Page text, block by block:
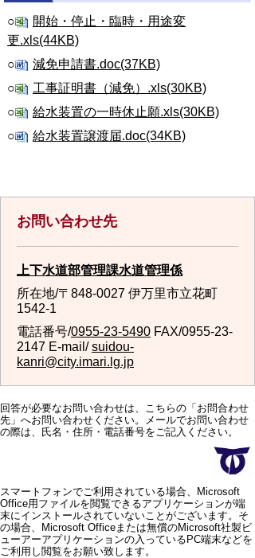
○
開始・停止・臨時・用途変
更.xls(44KB)
○
減免申請書.doc(37KB)
○
工事証明書（減免）.xls(30KB)
○
給水装置の一時休止願.xls(30KB)
○
給水装置譲渡届.doc(34KB)
お問い合わせ先
上下水道部管理課水道管理係
所在地/〒848-0027 伊万里市立花町
1542-1
電話番号/0955-23-5490 FAX/0955-23-
2147 E-mail/suidou-
kanri@city.imari.lg.jp
回答が必要なお問い合わせは、こちらの「お問合わせ
先」へお問い合わせください。メールでお問い合わせ
の際は、氏名・住所・電話番号をご記入ください。
スマートフォンでご利用されている場合、Microsoft
Office用ファイルを閲覧できるアプリケーションが端
末にインストールされていないことがございます。そ
の場合、Microsoft Officeまたは無償のMicrosoft社製ビ
ューアーアプリケーションの入っているPC端末などを
ご利用し閲覧をお願い致します。